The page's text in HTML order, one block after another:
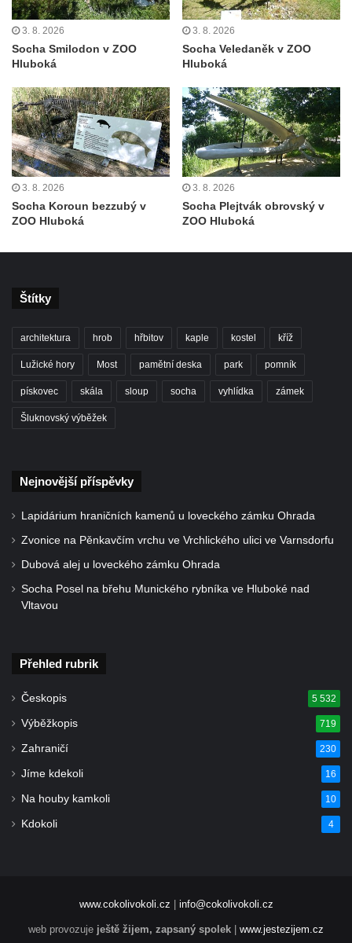
Vilémovský potok pod kostelem
Nanebevzetí Panny Marie ve Vilémově
Socha svatého Josefa na mostě přes
Nanebevzetí Panny Marie ve Vilémově
Socha svatého Jana u dveří kostela
svatého Václava ve Šluknově
Socha svatého Pavla u dveří kostela
svatého Václava ve Šluknově
Socha svatého Jana Nepomuckého na
mostě u pivovaru ve Frýdlantu
Socha Piety v Okružní ulici ve Frýdlantu
Valdštejnské lékárně na Hrnčířském
náměstí ve Frýdlantu
Pamětní kámen Pamět v krajině Trojmezí u
Frýdlantu
na Staroměstském mostě
Torzo pomníku Filipa Kinského u kaple
svatého Jana Nepomuckého ve Sloupu v
na třídě T. G. Masaryka v Novém Boru
Sousoší Kosmonauti u stanice metra Háje
Pomník v expozici Hornického muzea
kostela svatého Jakuba Většího v Kněževsi
Socha sedící dívky u jezírka ve
3. 8. 2026
Socha Smilodon v ZOO
Hluboká
3. 8. 2026
Socha Veledaněk v ZOO
Hluboká
3. 8. 2026
Socha Koroun bezzubý v
ZOO Hluboká
3. 8. 2026
Socha Plejtvák obrovský v
ZOO Hluboká
Štítky
architektura hrob hřbitov kaple kostel kříž
Lužické hory Most pamětní deska park pomník
pískovec skála sloup socha vyhlídka zámek
Šluknovský výběžek
Nejnovější příspěvky
Lapidárium hraničních kamenů u loveckého zámku Ohrada
Zvonice na Pěnkavčím vrchu ve Vrchlického ulici ve Varnsdorfu
Dubová alej u loveckého zámku Ohrada
Socha Posel na břehu Munického rybníka ve Hluboké nad
Vltavou
Přehled rubrik
Českopis 5 532
Výběžkopis 719
Zahraničí 230
Jíme kdekoli 16
Na houby kamkoli 10
Kdokoli 4
www.cokolivokoli.cz | info@cokolivokoli.cz
web provozuje ještě žijem, zapsaný spolek | www.jestezijem.cz